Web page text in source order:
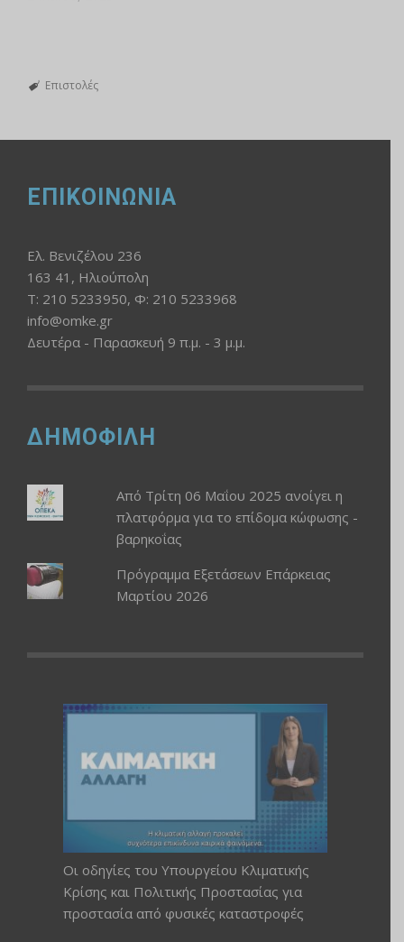
επιδόματος κώφωσης –
σε όλα τα κωφά και
Επιστολές
ΕΠΙΚΟΙΝΩΝΙΑ
Ελ. Βενιζέλου 236
163 41, Ηλιούπολη
Τ: 210 5233950, Φ: 210 5233968
info@omke.gr
Δευτέρα - Παρασκευή 9 π.μ. - 3 μ.μ.
ΔΗΜΟΦΙΛΗ
Από Τρίτη 06 Μαΐου 2025 ανοίγει η
πλατφόρμα για το επίδομα κώφωσης -
βαρηκοΐας
Πρόγραμμα Εξετάσεων Επάρκειας
Μαρτίου 2026
Οι οδηγίες του Υπουργείου Κλιματικής
Κρίσης και Πολιτικής Προστασίας για
προστασία από φυσικές καταστροφές